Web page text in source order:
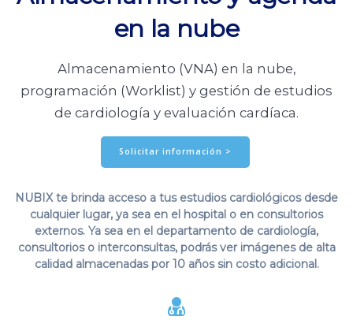
en la nube
Almacenamiento (VNA) en la nube,
programación (Worklist) y gestión de estudios
de cardiología y evaluación cardíaca.
Solicitar información >
NUBIX te brinda acceso a tus estudios cardiológicos desde
cualquier lugar, ya sea en el hospital o en consultorios
externos. Ya sea en el departamento de cardiología,
consultorios o interconsultas, podrás ver imágenes de alta
calidad almacenadas por 10 años sin costo adicional.